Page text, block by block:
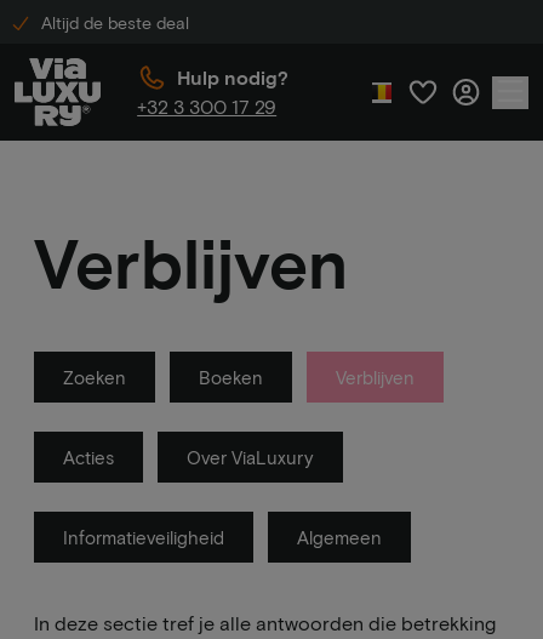
Altijd de beste deal
Hulp nodig?
+32 3 300 17 29
Verblijven
Zoeken Boeken Verblijven
Acties Over ViaLuxury
Informatieveiligheid Algemeen
In deze sectie tref je alle antwoorden die betrekking